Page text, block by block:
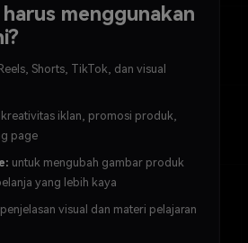
menggunakan
Shorts, TikTok, dan visual
iklan, promosi produk,
page
untuk mengubah gambar produk
yang lebih kaya
visual dan materi pelajaran